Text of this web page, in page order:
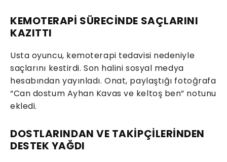
KEMOTERAPİ SÜRECİNDE SAÇLARINI
KAZITTI
Usta oyuncu, kemoterapi tedavisi nedeniyle
saçlarını kestirdi. Son halini sosyal medya
hesabından yayınladı. Onat, paylaştığı fotoğrafa
“Can dostum Ayhan Kavas ve keltoş ben” notunu
ekledi.
DOSTLARINDAN VE TAKİPÇİLERİNDEN
DESTEK YAĞDI